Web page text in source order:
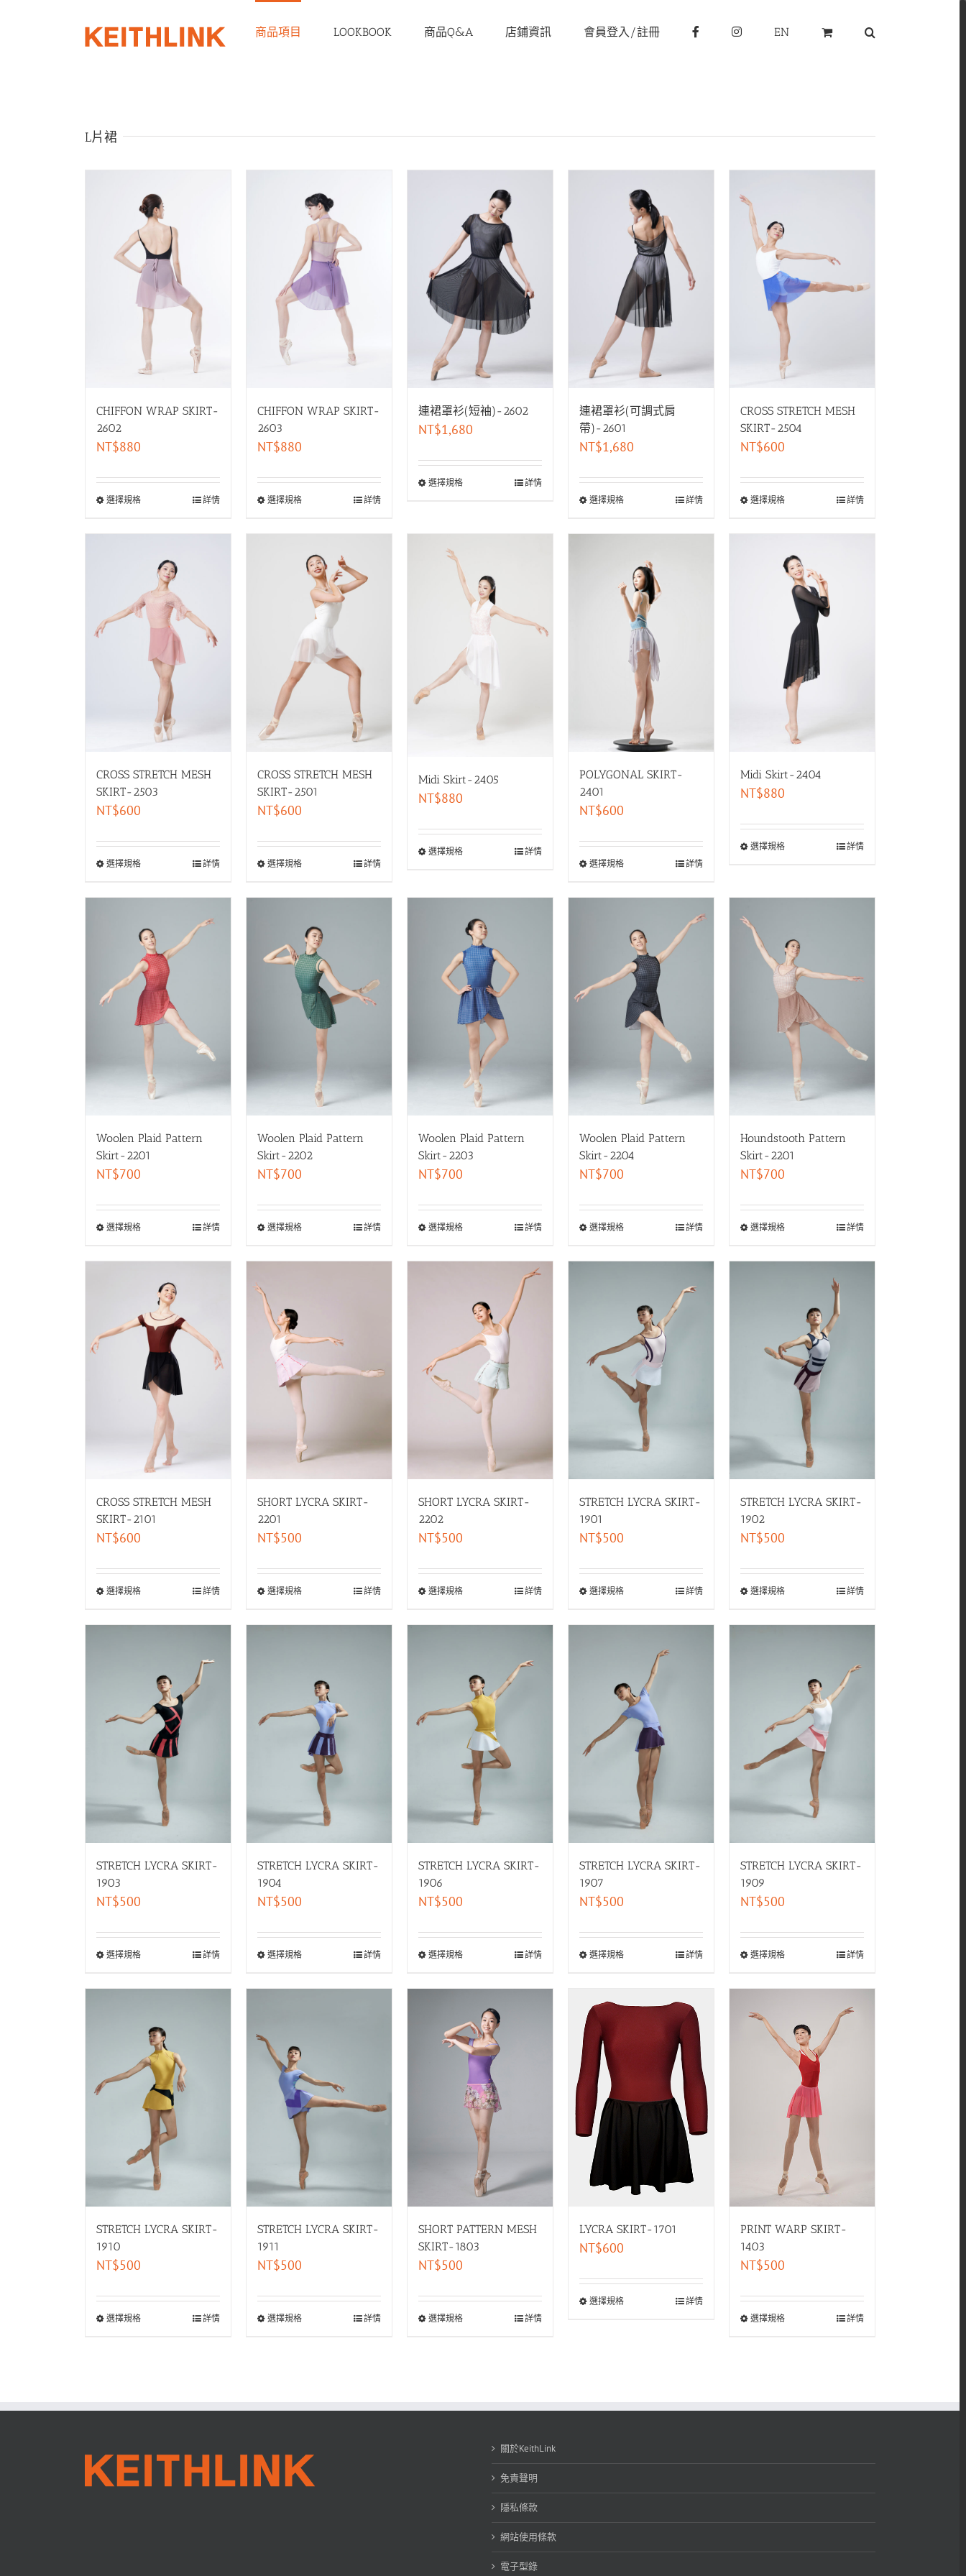
商品項目 LOOKBOOK 商品Q&A 店鋪資訊 會員登入/註冊 EN
L片裙
CHIFFON WRAP SKIRT-
2602
NT$880
選擇規格 詳情
CHIFFON WRAP SKIRT-
2603
NT$880
選擇規格 詳情
連裙罩衫(短袖)-2602
NT$1,680
選擇規格 詳情
連裙罩衫(可調式肩
帶)-2601
NT$1,680
選擇規格 詳情
CROSS STRETCH MESH
SKIRT-2504
NT$600
選擇規格 詳情
CROSS STRETCH MESH
SKIRT-2503
NT$600
選擇規格 詳情
CROSS STRETCH MESH
SKIRT-2501
NT$600
選擇規格 詳情
Midi Skirt-2405
NT$880
選擇規格 詳情
POLYGONAL SKIRT-
2401
NT$600
選擇規格 詳情
Midi Skirt-2404
NT$880
選擇規格 詳情
Woolen Plaid Pattern
Skirt-2201
NT$700
選擇規格 詳情
Woolen Plaid Pattern
Skirt-2202
NT$700
選擇規格 詳情
Woolen Plaid Pattern
Skirt-2203
NT$700
選擇規格 詳情
Woolen Plaid Pattern
Skirt-2204
NT$700
選擇規格 詳情
Houndstooth Pattern
Skirt-2201
NT$700
選擇規格 詳情
CROSS STRETCH MESH
SKIRT-2101
NT$600
選擇規格 詳情
SHORT LYCRA SKIRT-
2201
NT$500
選擇規格 詳情
SHORT LYCRA SKIRT-
2202
NT$500
選擇規格 詳情
STRETCH LYCRA SKIRT-
1901
NT$500
選擇規格 詳情
STRETCH LYCRA SKIRT-
1902
NT$500
選擇規格 詳情
STRETCH LYCRA SKIRT-
1903
NT$500
選擇規格 詳情
STRETCH LYCRA SKIRT-
1904
NT$500
選擇規格 詳情
STRETCH LYCRA SKIRT-
1906
NT$500
選擇規格 詳情
STRETCH LYCRA SKIRT-
1907
NT$500
選擇規格 詳情
STRETCH LYCRA SKIRT-
1909
NT$500
選擇規格 詳情
STRETCH LYCRA SKIRT-
1910
NT$500
選擇規格 詳情
STRETCH LYCRA SKIRT-
1911
NT$500
選擇規格 詳情
SHORT PATTERN MESH
SKIRT-1803
NT$500
選擇規格 詳情
LYCRA SKIRT-1701
NT$600
選擇規格 詳情
PRINT WARP SKIRT-
1403
NT$500
選擇規格 詳情
關於KeithLink
免責聲明
隱私條款
網站使用條款
電子型錄